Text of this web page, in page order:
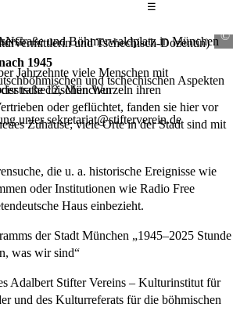
Das
☰
1945
und tschechischen Aspekten
und Tschechisch-Dozentin)
Jahrzehnte viele Menschen mit
tschechischen Wurzeln ihren
oder geflüchtet, fanden sie hier vor
Zuhause; viele Orte in der Stadt sind mit
die u. a. historische Ereignisse wie
oder Institutionen wie Radio Free
Haus einbezieht.
der Stadt München „1945–2025 Stunde
was wir sind“
Adalbert Stifter Vereins – Kulturinstitut für
und des Kulturreferats für die böhmischen
12, München
unter sekretariat@stifterverein.de